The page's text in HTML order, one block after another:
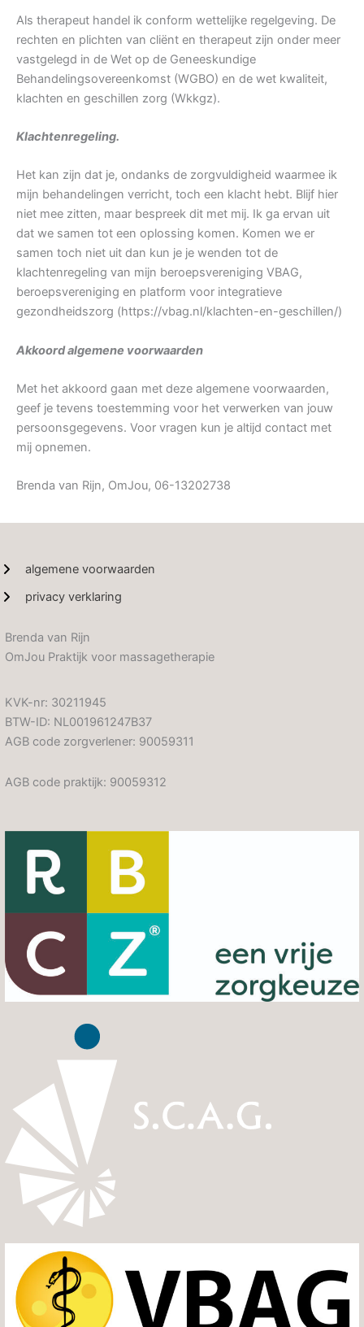
Als therapeut handel ik conform wettelijke regelgeving. De
rechten en plichten van cliënt en therapeut zijn onder meer
vastgelegd in de Wet op de Geneeskundige
Behandelingsovereenkomst (WGBO) en de wet kwaliteit,
klachten en geschillen zorg (Wkkgz).
Klachtenregeling.
Het kan zijn dat je, ondanks de zorgvuldigheid waarmee ik
mijn behandelingen verricht, toch een klacht hebt. Blijf hier
niet mee zitten, maar bespreek dit met mij. Ik ga ervan uit
dat we samen tot een oplossing komen. Komen we er
samen toch niet uit dan kun je je wenden tot de
klachtenregeling van mijn beroepsvereniging VBAG,
beroepsvereniging en platform voor integratieve
gezondheidszorg (https://vbag.nl/klachten-en-geschillen/)
Akkoord algemene voorwaarden
Met het akkoord gaan met deze algemene voorwaarden,
geef je tevens toestemming voor het verwerken van jouw
persoonsgegevens. Voor vragen kun je altijd contact met
mij opnemen.
Brenda van Rijn, OmJou, 06-13202738
algemene voorwaarden
privacy verklaring
Brenda van Rijn
OmJou Praktijk voor massagetherapie
KVK-nr: 30211945
BTW-ID: NL001961247B37
AGB code zorgverlener: 90059311
AGB code praktijk: 90059312